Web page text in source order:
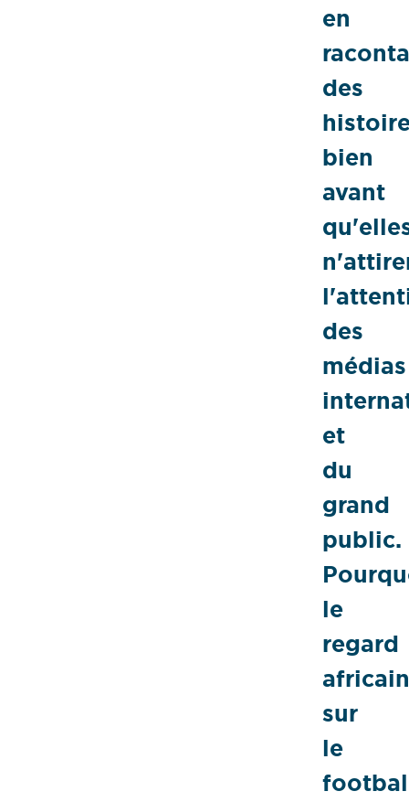
en
des
bien
avant
des
médias
et
du
grand
public.
le
regard
africain
sur
le